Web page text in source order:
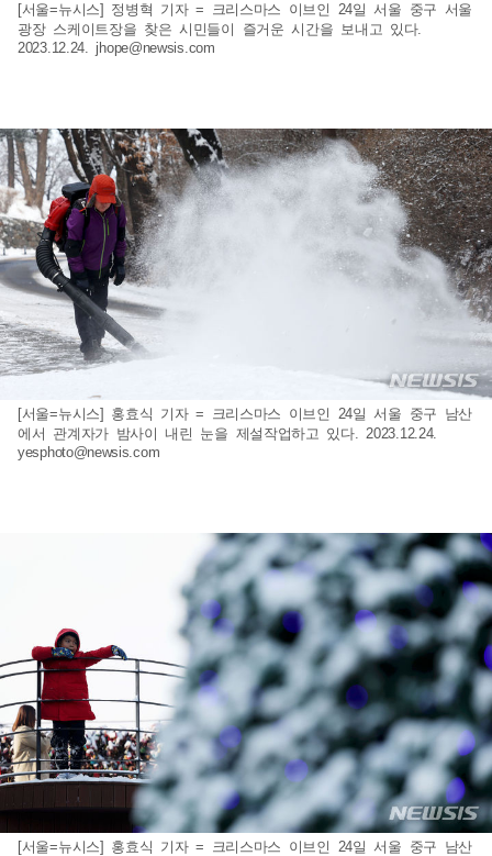
[서울=뉴시스] 정병혁 기자 = 크리스마스 이브인 24일 서울 중구 서울
광장 스케이트장을 찾은 시민들이 즐거운 시간을 보내고 있다.
2023.12.24. jhope@newsis.com
[서울=뉴시스] 홍효식 기자 = 크리스마스 이브인 24일 서울 중구 남산
에서 관계자가 밤사이 내린 눈을 제설작업하고 있다. 2023.12.24.
yesphoto@newsis.com
[서울=뉴시스] 홍효식 기자 = 크리스마스 이브인 24일 서울 중구 남산